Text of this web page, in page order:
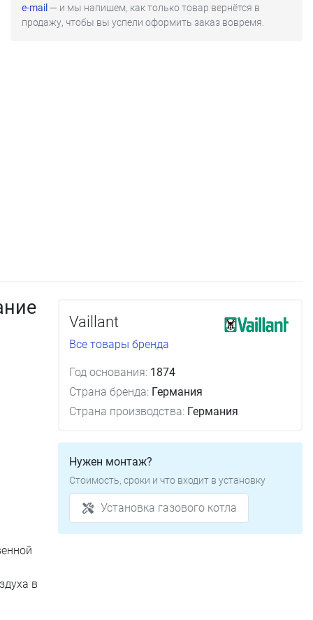
e-mail — и мы напишем, как только товар вернётся в
продажу, чтобы вы успели оформить заказ вовремя.
в
Vaillant
Все товары бренда
Год основания: 1874
Страна бренда: Германия
Страна производства: Германия
Нужен монтаж?
Стоимость, сроки и что входит в установку
Установка газового котла